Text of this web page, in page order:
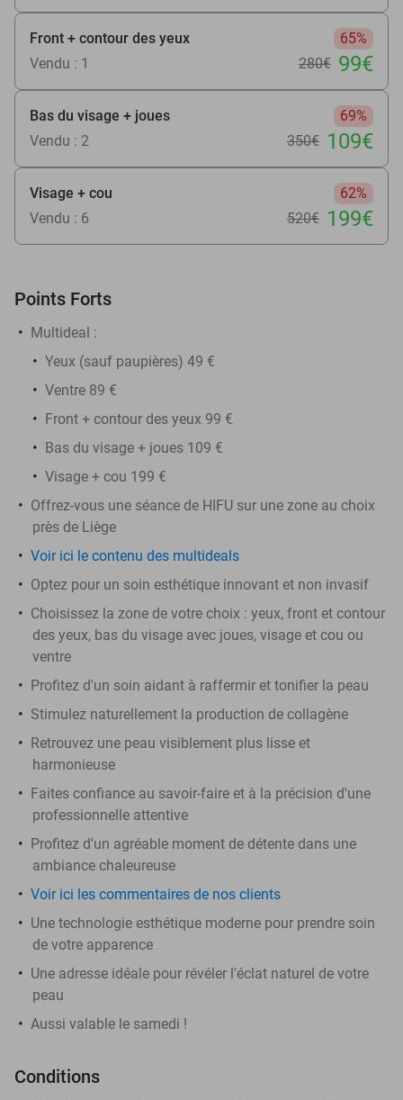
Front + contour des yeux
65%
Vendu : 1
280€ 99€
Bas du visage + joues
69%
Vendu : 2
350€ 109€
Visage + cou
62%
Vendu : 6
520€ 199€
Points Forts
Multideal :
Yeux (sauf paupières) 49 €
Ventre 89 €
Front + contour des yeux 99 €
Bas du visage + joues 109 €
Visage + cou 199 €
Offrez-vous une séance de HIFU sur une zone au choix
près de Liège
Voir ici le contenu des multideals
Optez pour un soin esthétique innovant et non invasif
Choisissez la zone de votre choix : yeux, front et contour
des yeux, bas du visage avec joues, visage et cou ou
ventre
Profitez d'un soin aidant à raffermir et tonifier la peau
Stimulez naturellement la production de collagène
Retrouvez une peau visiblement plus lisse et
harmonieuse
Faites confiance au savoir-faire et à la précision d'une
professionnelle attentive
Profitez d'un agréable moment de détente dans une
ambiance chaleureuse
Voir ici les commentaires de nos clients
Une technologie esthétique moderne pour prendre soin
de votre apparence
Une adresse idéale pour révéler l'éclat naturel de votre
peau
Aussi valable le samedi !
Conditions